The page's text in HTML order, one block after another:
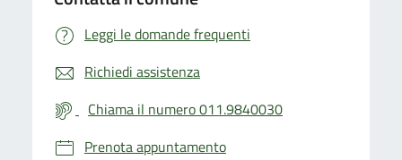
Leggi le domande frequenti
Richiedi assistenza
Chiama il numero 011.9840030
Prenota appuntamento